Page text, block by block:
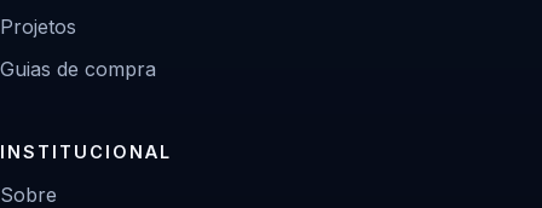
Projetos
Guias de compra
INSTITUCIONAL
Sobre